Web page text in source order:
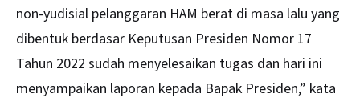
non-yudisial pelanggaran HAM berat di masa lalu yang
dibentuk berdasar Keputusan Presiden Nomor 17
Tahun 2022 sudah menyelesaikan tugas dan hari ini
menyampaikan laporan kepada Bapak Presiden,” kata